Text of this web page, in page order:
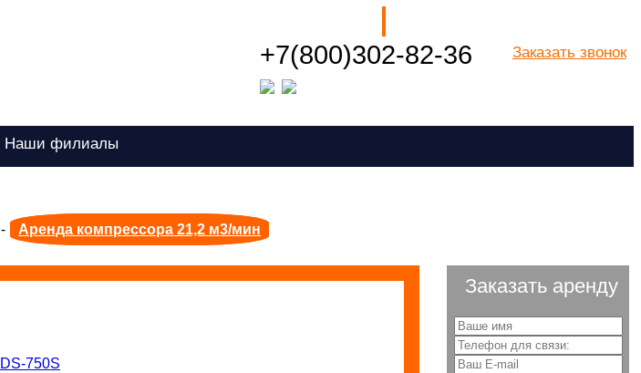
+7(800)302-82-36 Заказать звонок
Посмотреть все города РФ
Наши филиалы
- Аренда компрессора 21,2 м3/мин
Заказать аренду